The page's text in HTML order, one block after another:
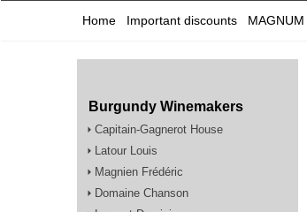
Home Important discounts MAGNUM
Burgundy Winemakers
Capitain-Gagnerot House
Latour Louis
Magnien Frédéric
Domaine Chanson